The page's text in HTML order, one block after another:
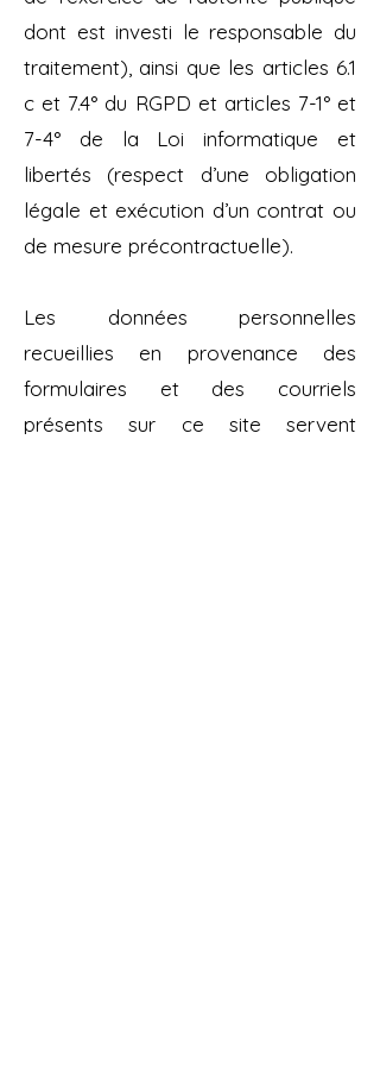
dont est investi le responsable du
traitement), ainsi que les articles 6.1
c et 7.4° du RGPD et articles 7-1° et
7-4° de la Loi informatique et
libertés (respect d’une obligation
légale et exécution d’un contrat ou
de mesure précontractuelle).
Les données personnelles
recueillies en provenance des
formulaires et des courriels
présents sur ce site servent